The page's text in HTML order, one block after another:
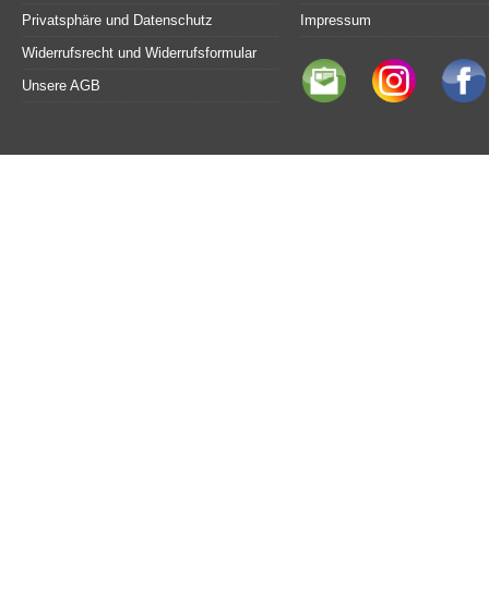
Privatsphäre und Datenschutz
Widerrufsrecht und Widerrufsformular
Unsere AGB
Impressum